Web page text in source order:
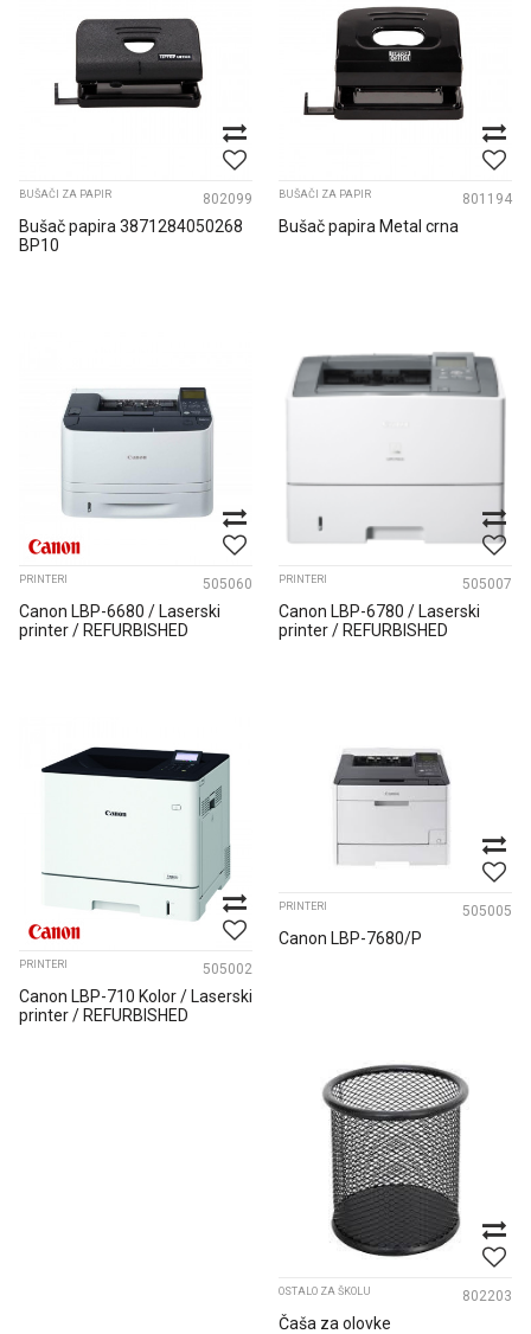
BUŠAČI ZA PAPIR 802099
Bušač papira 3871284050268
BP10
BUŠAČI ZA PAPIR 801194
Bušač papira Metal crna
PRINTERI 505060
Canon LBP-6680 / Laserski
printer / REFURBISHED
PRINTERI 505007
Canon LBP-6780 / Laserski
printer / REFURBISHED
PRINTERI 505002
Canon LBP-710 Kolor / Laserski
printer / REFURBISHED
PRINTERI 505005
Canon LBP-7680/P
OSTALO ZA ŠKOLU 802203
Čaša za olovke